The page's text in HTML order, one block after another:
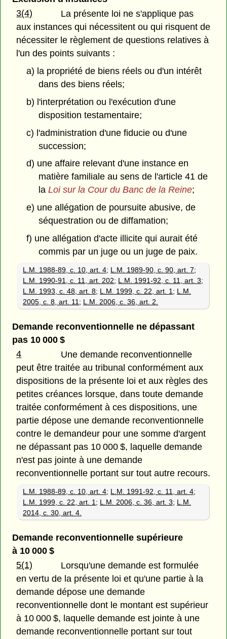
3(4)
La présente loi ne s'applique pas
aux instances qui nécessitent ou qui risquent de
nécessiter le règlement de questions relatives à
l'un des points suivants :
a) la propriété de biens réels ou d'un intérêt
dans des biens réels;
b) l'interprétation ou l'exécution d'une
disposition testamentaire;
c) l'administration d'une fiducie ou d'une
succession;
d) une affaire relevant d'une instance en
matière familiale au sens de l'article 41 de
la Loi sur la Cour du Banc de la Reine;
e) une allégation de poursuite abusive, de
séquestration ou de diffamation;
f) une allégation d'acte illicite qui aurait été
commis par un juge ou un juge de paix.
L.M. 1988-89, c. 10, art. 4; L.M. 1989-90, c. 90, art. 7;
L.M. 1990-91, c. 11, art. 202; L.M. 1991-92, c. 11, art. 3;
L.M. 1993, c. 48, art. 8; L.M. 1999, c. 22, art. 1 ; L.M.
2005, c. 8, art. 11 ; L.M. 2006, c. 36, art. 2.
Demande reconventionnelle ne dépassant
pas 10 000 $
4
Une demande reconventionnelle
peut être traitée au tribunal conformément aux
dispositions de la présente loi et aux règles des
petites créances lorsque, dans toute demande
traitée conformément à ces dispositions, une
partie dépose une demande reconventionnelle
contre le demandeur pour une somme d'argent
ne dépassant pas 10 000 $, laquelle demande
n'est pas jointe à une demande
reconventionnelle portant sur tout autre recours.
L.M. 1988-89, c. 10, art. 4; L.M. 1991-92, c. 11, art. 4;
L.M. 1999, c. 22, art. 1 ; L.M. 2006, c. 36, art. 3; L.M.
2014, c. 30, art. 4.
Demande reconventionnelle supérieure
à 10 000 $
5(1)
Lorsqu'une demande est formulée
en vertu de la présente loi et qu'une partie à la
demande dépose une demande
reconventionnelle dont le montant est supérieur
à 10 000 $, laquelle demande est jointe à une
demande reconventionnelle portant sur tout